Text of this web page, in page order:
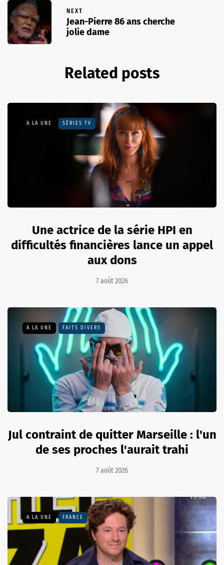
NEXT
Jean-Pierre 86 ans cherche
jolie dame
Related posts
A LA UNE SÉRIES TV
Une actrice de la série HPI en
difficultés financières lance un appel
aux dons
7 août 2026
A LA UNE FAITS DIVERS
Jul contraint de quitter Marseille : l'un
de ses proches l'aurait trahi
7 août 2026
A LA UNE FRANCE